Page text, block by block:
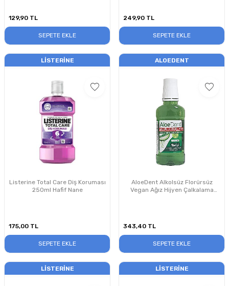
129,90 TL
SEPETE EKLE
249,90 TL
SEPETE EKLE
LISTERINE
Listerine Total Care Diş Koruması
250ml Hafif Nane
175,00 TL
SEPETE EKLE
ALOEDENT
AloeDent Alkolsüz Florürsüz
Vegan Ağız Hijyen Çalkalama
343,40 TL
SEPETE EKLE
LISTERINE LISTERINE